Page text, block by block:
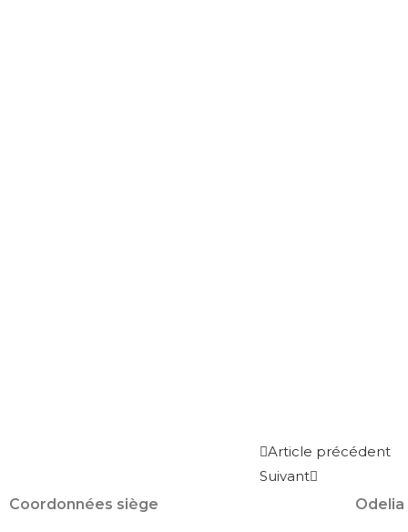
Article précédent
Suivant
Coordonnées siège